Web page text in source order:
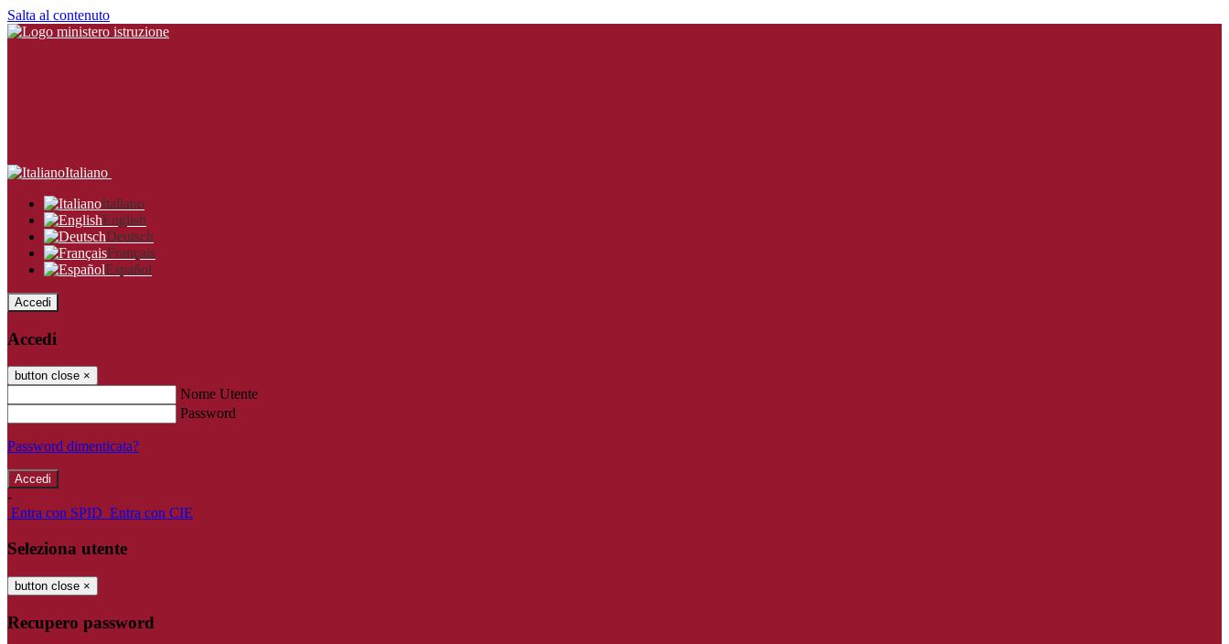
Salta al contenuto
Italiano
Italiano
English
Deutsch
Français
Español
Accedi
Accedi
button close ×
Nome Utente
Password
Password dimenticata?
-
Entra con SPID Entra con CIE
Seleziona utente
button close ×
Recupero password